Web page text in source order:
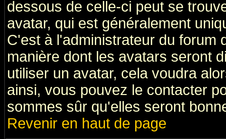
dessous de celle-ci peut se
avatar, qui est généralement
C'est à l'administrateur du forum
manière dont les avatars seront
utiliser un avatar, cela voudra
ainsi, vous pouvez le contacter
sommes sûr qu'elles seront
Revenir en haut de page